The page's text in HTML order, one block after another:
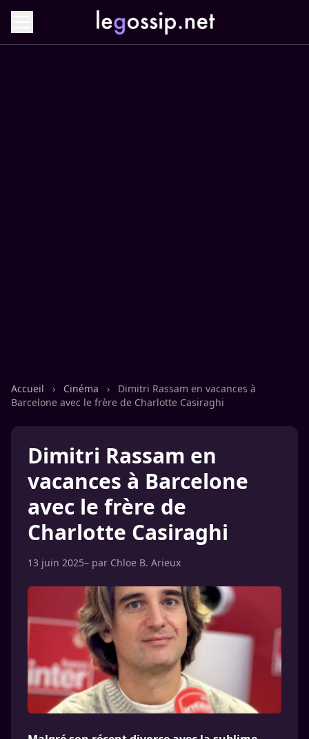
Accueil › Cinéma ›
Dimitri Rassam en vacances à
Barcelone avec le frère de Charlotte Casiraghi
Dimitri Rassam en
vacances à Barcelone
avec le frère de
Charlotte Casiraghi
13 juin 2025– par Chloe B. Arieux